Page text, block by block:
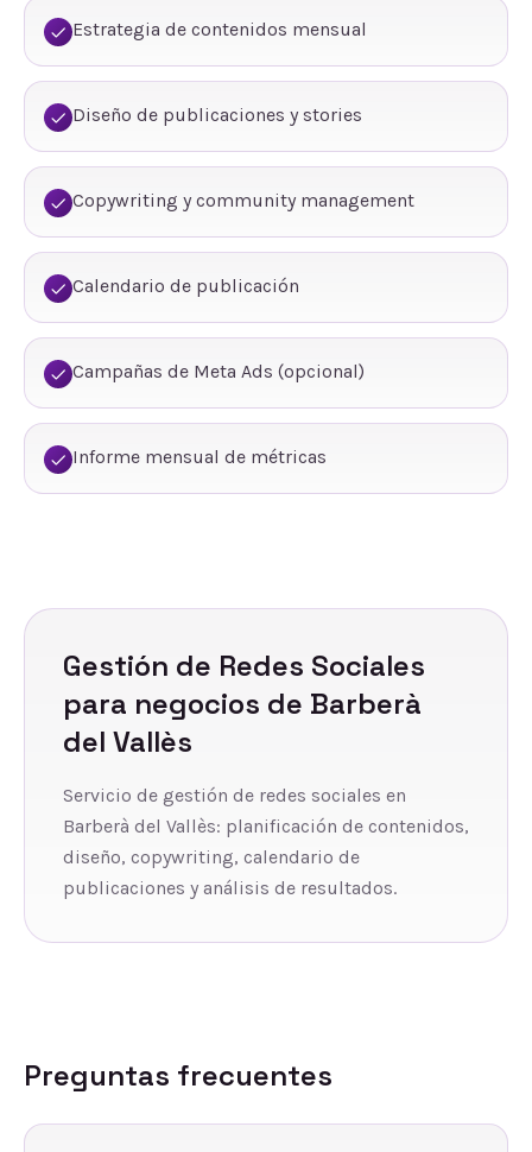
Estrategia de contenidos mensual
Diseño de publicaciones y stories
Copywriting y community management
Calendario de publicación
Campañas de Meta Ads (opcional)
Informe mensual de métricas
Gestión de Redes Sociales
para negocios de Barberà
del Vallès
Servicio de gestión de redes sociales en
Barberà del Vallès: planificación de contenidos,
diseño, copywriting, calendario de
publicaciones y análisis de resultados.
Preguntas frecuentes